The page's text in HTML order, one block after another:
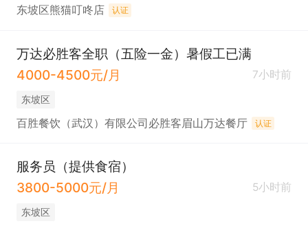
东坡区熊猫叮咚店 认证
万达必胜客全职（五险一金）暑假工已满
4000-4500元/月
7小时前
东坡区
百胜餐饮（武汉）有限公司必胜客眉山万达餐厅 认证
服务员（提供食宿）
3800-5000元/月
5小时前
东坡区